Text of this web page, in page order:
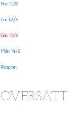
Fre 11/8
Lör 12/8
Sön 13/8
Mån 14/8
Resplan
ÖVERSÄTT